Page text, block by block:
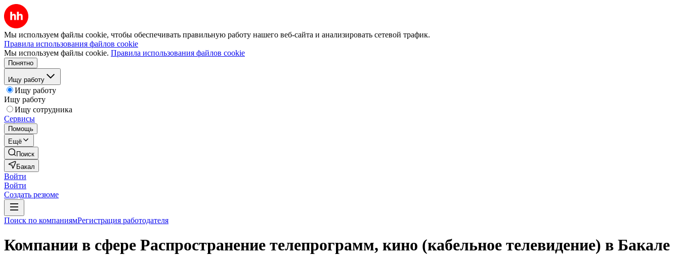
Мы используем файлы cookie, чтобы обеспечивать правильную работу нашего веб-сайта и анализировать сетевой трафик.
Правила использования файлов cookie
Мы используем файлы cookie. Правила использования файлов cookie
Понятно
Ищу работу
Ищу работу
Ищу работу
Ищу сотрудника
Сервисы
Помощь
Ещё
Поиск
Бакал
Войти
Войти
Создать резюме
Поиск по компаниямРегистрация работодателя
Компании в сфере Распространение телепрограмм, кино (кабельное телевидение) в Бакале